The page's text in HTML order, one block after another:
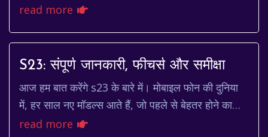
ये न केवल मनोरंजन प्रदान करते हैं, बल्कि...
read more
S23: संपूर्ण जानकारी, फीचर्स और समीक्षा
आज हम बात करेंगे s23 के बारे में। मोबाइल फोन की दुनिया
में, हर साल नए मॉडल्स आते हैं, जो पहले से बेहतर होने का
दावा करते हैं। Samsung, इस दौड़ में हमे...
read more